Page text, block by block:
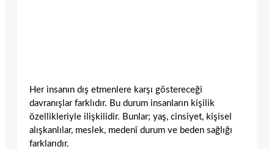
Her insanın dış etmenlere karşı göstereceği
davranışlar farklıdır. Bu durum insanların kişilik
özellikleriyle ilişkilidir. Bunlar; yaş, cinsiyet, kişisel
alışkanlılar, meslek, medenî durum ve beden sağlığı
farklarıdır.